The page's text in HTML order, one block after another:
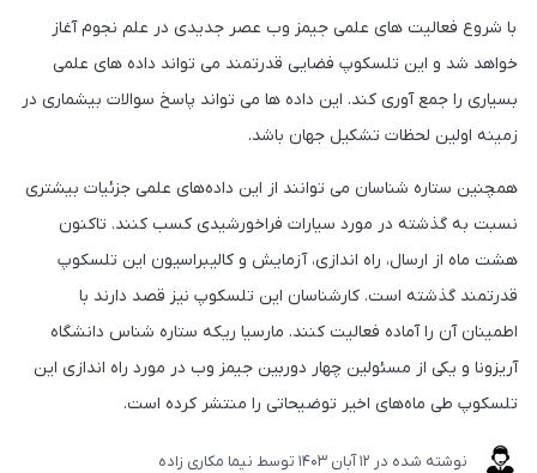
با شروع فعالیت های علمی جیمز وب عصر جدیدی در علم نجوم آغاز
خواهد شد و این تلسکوپ فضایی قدرتمند می تواند داده های علمی
بسیاری را جمع آوری کند. این داده ها می تواند پاسخ سوالات بیشماری در
زمینه اولین لحظات تشکیل جهان باشد.
همچنین ستاره شناسان می توانند از این داده‌های علمی جزئیات بیشتری
نسبت به گذشته در مورد سیارات فراخورشیدی کسب کنند. تاکنون
هشت ماه از ارسال، راه اندازی، آزمایش و کالیبراسیون این تلسکوپ
قدرتمند گذشته است. کارشناسان این تلسکوپ نیز قصد دارند با
اطمینان آن را آماده فعالیت کنند. مارسیا ریکه ستاره شناس دانشگاه
آریزونا و یکی از مسئولین چهار دوربین جیمز وب در مورد راه اندازی این
تلسکوپ طی ماه‌های اخیر توضیحاتی را منتشر کرده است.
نوشته شده در 12 آبان 1403 توسط نیما مکاری زاده